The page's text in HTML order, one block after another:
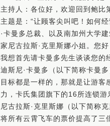
主持人：各位好，欢迎回到鲍比
主题是：“让顾客尖叫吧！如何
·卡曼多总裁、以及南加州大学
家尼古拉斯·克里斯娜小姐。您
我想首先请卡曼多先生谈谈您的
迪斯尼·卡曼多（以下简称卡曼
目标都是一样的，那就是让游
力，卡氏集团旗下的16所连锁
尼古拉斯·克里斯娜（以下简称
将所有云霄飞车的票价提高了三